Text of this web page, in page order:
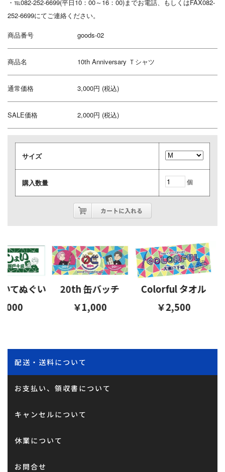
・℡082-252-6699(平日10：00～16：00)までお電話、もしくはFAX082-
252-6699にてご連絡ください。
商品番号 goods-02
商品名 10th Anniversary Ｔシャツ
通常価格 3,000円 (税込)
SALE価格 2,000円 (税込)
サイズ
購入数量 個
てぬぐい
20th 缶バッチ
￥1,000
Colorful タオル
￥2,500
配送・送料について
お支払い、領収書について
キャンセルについて
休業について
お問合せ